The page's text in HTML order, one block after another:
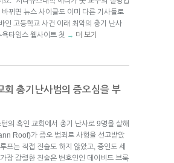
뀌면 뉴스 사이클도 이미 다른 기사들로
인 고등학교 사건 이래 최악의 총기 난사
타임스 웹사이트 첫 → 더 보기
회 총기난사범의 증오심을 부
의 흑인 교회에서 총기 난사로 9명을 살해
Roof)가 증오 범죄로 사형을 선고받았
프는 직접 진술도 하지 않았고, 증인도 세
장 강렬한 진술은 변호인인 데이비드 브룩